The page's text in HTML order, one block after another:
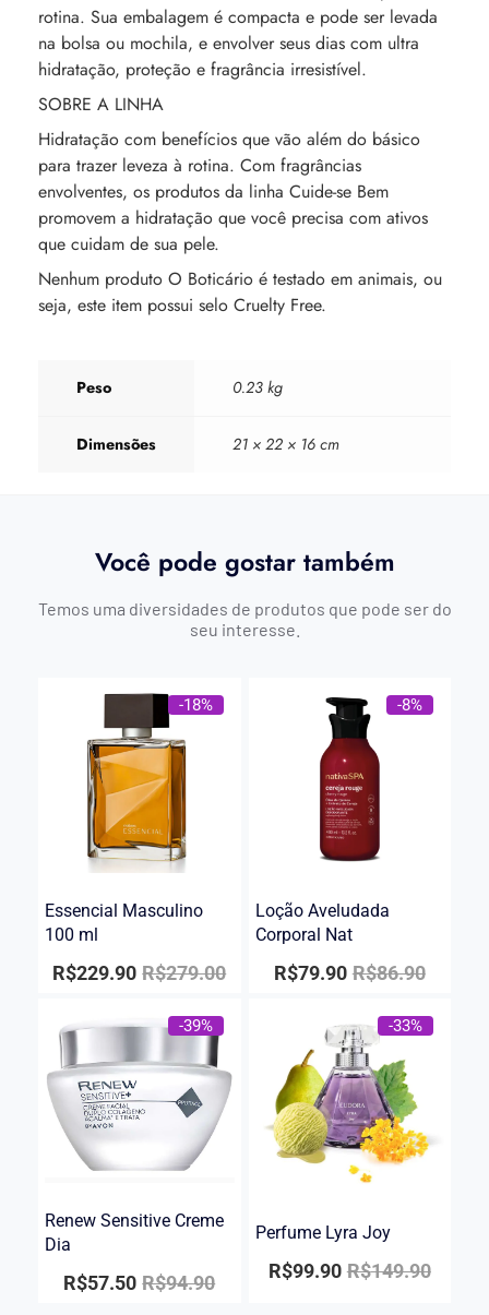
rotina. Sua embalagem é compacta e pode ser levada
na bolsa ou mochila, e envolver seus dias com ultra
hidratação, proteção e fragrância irresistível.
SOBRE A LINHA
Hidratação com benefícios que vão além do básico
para trazer leveza à rotina. Com fragrâncias
envolventes, os produtos da linha Cuide-se Bem
promovem a hidratação que você precisa com ativos
que cuidam de sua pele.
Nenhum produto O Boticário é testado em animais, ou
seja, este item possui selo Cruelty Free.
Peso 0.23 kg
Dimensões 21 × 22 × 16 cm
Você pode gostar também
Temos uma diversidades de produtos que pode ser do
seu interesse.
-18%
Essencial Masculino
100 ml
R$279.00
R$229.90
-8%
Loção Aveludada
Corporal Nat
R$86.90
R$79.90
-39%
Renew Sensitive Creme
Dia
R$94.90
R$57.50
-33%
Perfume Lyra Joy
R$149.90
R$99.90